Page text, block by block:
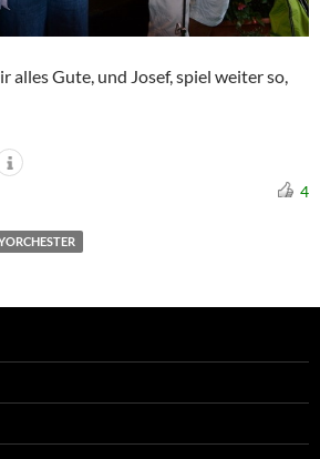
alles Gute, und Josef, spiel weiter so,
4